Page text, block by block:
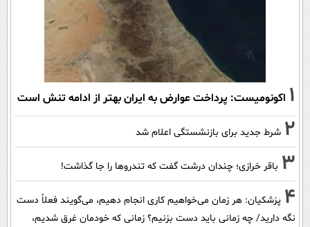
1 اکونومیست: پرداخت عوارض به ایران بهتر از ادامه تنش است
2 شرط جدید برای بازنشستگی اعلام شد
3 باقر خرازی؛ چندان درشت گفت که تندروها را جا گذاشت!
4 پزشکیان: هر زمان می‌خواهیم کاری انجام دهیم، می‌گویند فعلاً دست
نگه دارید/ چه زمانی باید دست بزنیم؟ زمانی که خودمان غرق شدیم،